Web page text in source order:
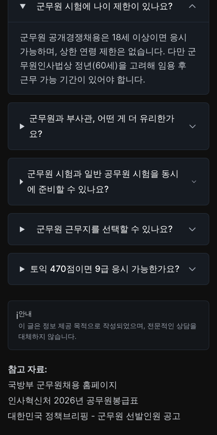
군무원 시험에 나이 제한이 있나요?
군무원 공개경쟁채용은 18세 이상이면 응시
가능하며, 상한 연령 제한은 없습니다. 다만 군
무원인사법상 정년(60세)을 고려해 임용 후
근무 가능 기간이 있어야 합니다.
군무원과 부사관, 어떤 게 더 유리한가
요?
군무원 시험과 일반 공무원 시험을 동시
에 준비할 수 있나요?
군무원 근무지를 선택할 수 있나요?
토익 470점이면 9급 응시 가능한가요?
ℹ️안내
이 글은 정보 제공 목적으로 작성되었으며, 전문적인 상담을
대체하지 않습니다.
참고 자료:
국방부 군무원채용 홈페이지
인사혁신처 2026년 공무원봉급표
대한민국 정책브리핑 - 군무원 선발인원 공고